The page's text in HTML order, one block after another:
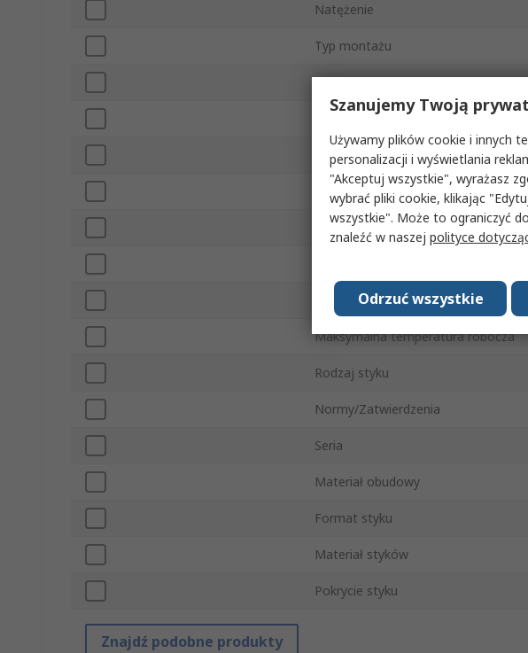
Natężenie
Typ montażu
Układ złączy Typ złącza A
Rodzaj Konektora
Typ ekranu
Orientacja
Napięcie
Minimalna temperatura robocza
Maksymalna temperatura robocza
Rodzaj styku
Normy/Zatwierdzenia
Seria
Materiał obudowy
Format styku
Materiał styków
Pokrycie styku
Znajdź podobne produkty
Szanujemy Twoją
Używamy plików cookie i innych
personalizacji i wyświetlania
"Akceptuj wszystkie", wyrażasz
wybrać pliki cookie, klikając
wszystkie". Może to ograniczyć
znaleźć w naszej polityce
Odrzuć wszystkie